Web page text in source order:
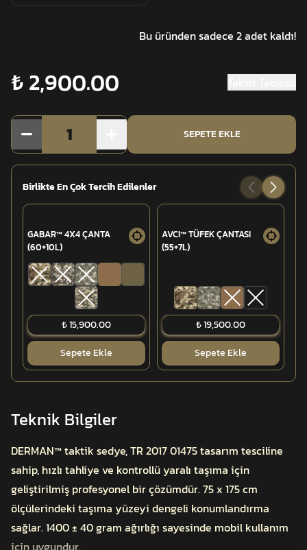
Bu üründen sadece 2 adet kaldı!
₺ 2,900.00
1 SEPETE EKLE
Birlikte En Çok Tercih Edilenler
GABAR™ 4X4 ÇANTA
(60+10L)
₺ 15,900.00
Sepete Ekle
AVCI™ TÜFEK ÇANTASI
(55+7L)
₺ 19,500.00
Sepete Ekle
Teknik Bilgiler
DERMAN™ taktik sedye, TR 2017 01475 tasarım tesciline
sahip, hızlı tahliye ve kontrollü yaralı taşıma için
geliştirilmiş profesyonel bir çözümdür. 75 x 175 cm
ölçülerindeki taşıma yüzeyi dengeli konumlandırma
sağlar. 1400 ± 40 gram ağırlığı sayesinde mobil kullanım
için uygundur.